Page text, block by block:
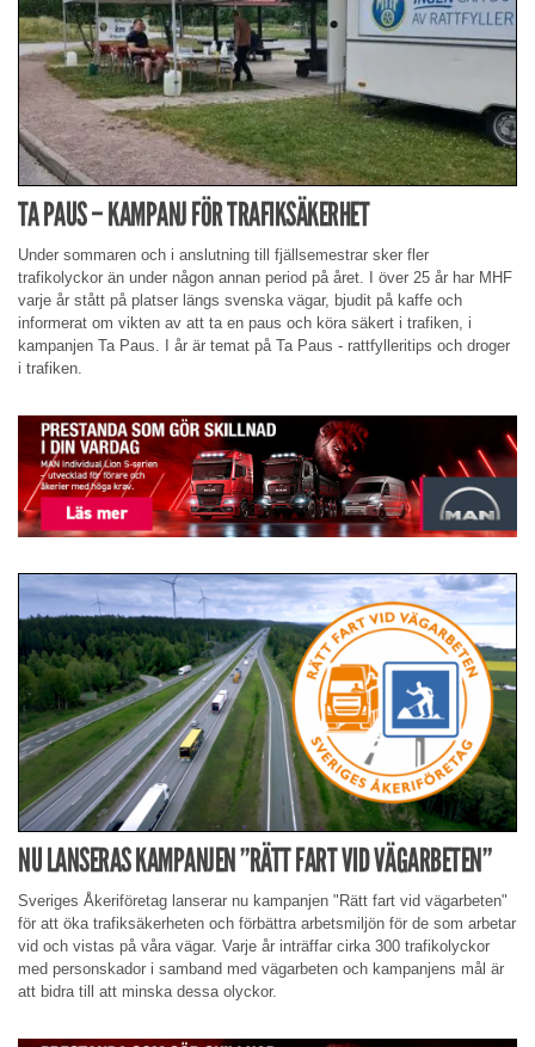
TA PAUS – KAMPANJ FÖR TRAFIKSÄKERHET
Under sommaren och i anslutning till fjällsemestrar sker fler
trafikolyckor än under någon annan period på året. I över 25 år har MHF
varje år stått på platser längs svenska vägar, bjudit på kaffe och
informerat om vikten av att ta en paus och köra säkert i trafiken, i
kampanjen Ta Paus. I år är temat på Ta Paus - rattfylleritips och droger
i trafiken.
NU LANSERAS KAMPANJEN ”RÄTT FART VID VÄGARBETEN”
Sveriges Åkeriföretag lanserar nu kampanjen "Rätt fart vid vägarbeten"
för att öka trafiksäkerheten och förbättra arbetsmiljön för de som arbetar
vid och vistas på våra vägar. Varje år inträffar cirka 300 trafikolyckor
med personskador i samband med vägarbeten och kampanjens mål är
att bidra till att minska dessa olyckor.